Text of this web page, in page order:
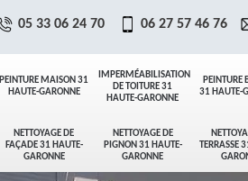
PEINTURE MAISON 31
HAUTE-GARONNE
IMPERMÉABILISATION
DE TOITURE 31
HAUTE-GARONNE
PEINTURE
31 HAUTE-
NETTOYAGE DE
FAÇADE 31 HAUTE-
GARONNE
NETTOYAGE DE
PIGNON 31 HAUTE-
GARONNE
TERRASSE
05 33 06 24 70 06 27 57 46 76